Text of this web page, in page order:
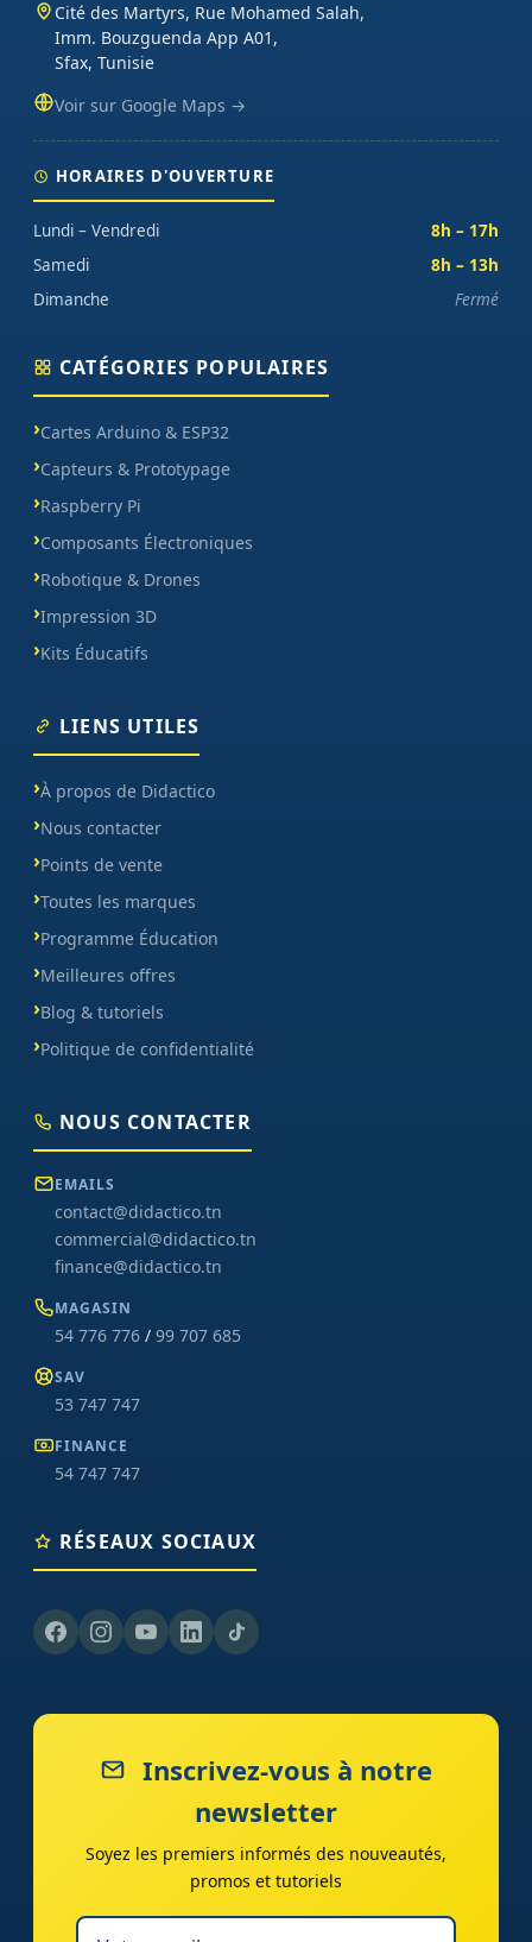
Cité des Martyrs, Rue Mohamed Salah,
Imm. Bouzguenda App A01,
Sfax, Tunisie
Voir sur Google Maps →
HORAIRES D'OUVERTURE
Lundi – Vendredi
8h – 17h
Samedi
8h – 13h
Dimanche
Fermé
CATÉGORIES POPULAIRES
Cartes Arduino & ESP32
Capteurs & Prototypage
Raspberry Pi
Composants Électroniques
Robotique & Drones
Impression 3D
Kits Éducatifs
LIENS UTILES
À propos de Didactico
Nous contacter
Points de vente
Toutes les marques
Programme Éducation
Meilleures offres
Blog & tutoriels
Politique de confidentialité
NOUS CONTACTER
EMAILS
contact@didactico.tn
commercial@didactico.tn
finance@didactico.tn
MAGASIN
54 776 776 / 99 707 685
SAV
53 747 747
FINANCE
54 747 747
RÉSEAUX SOCIAUX
Inscrivez-vous à notre
newsletter
Soyez les premiers informés des nouveautés,
promos et tutoriels